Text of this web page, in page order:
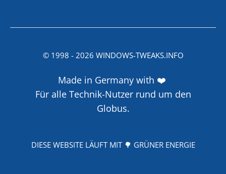
© 1998 - 2026 WINDOWS-TWEAKS.INFO
Made in Germany with ❤️
Für alle Technik-Nutzer rund um den
Globus.
DIESE WEBSITE LÄUFT MIT 🌳 GRÜNER ENERGIE